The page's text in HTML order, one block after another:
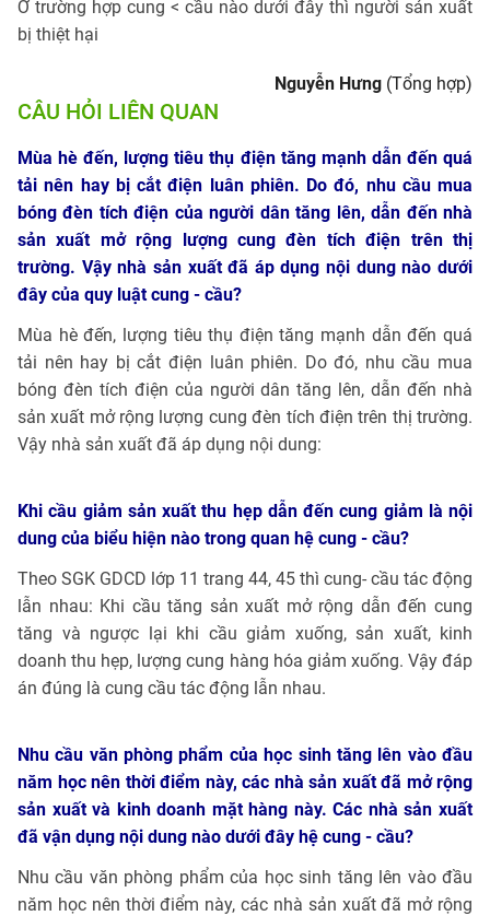
Ở trường hợp cung < cầu nào dưới đây thì người sản xuất
bị thiệt hại
Nguyễn Hưng (Tổng hợp)
CÂU HỎI LIÊN QUAN
Mùa hè đến, lượng tiêu thụ điện tăng mạnh dẫn đến quá
tải nên hay bị cắt điện luân phiên. Do đó, nhu cầu mua
bóng đèn tích điện của người dân tăng lên, dẫn đến nhà
sản xuất mở rộng lượng cung đèn tích điện trên thị
trường. Vậy nhà sản xuất đã áp dụng nội dung nào dưới
đây của quy luật cung - cầu?
Mùa hè đến, lượng tiêu thụ điện tăng mạnh dẫn đến quá
tải nên hay bị cắt điện luân phiên. Do đó, nhu cầu mua
bóng đèn tích điện của người dân tăng lên, dẫn đến nhà
sản xuất mở rộng lượng cung đèn tích điện trên thị trường.
Vậy nhà sản xuất đã áp dụng nội dung:
Khi cầu giảm sản xuất thu hẹp dẫn đến cung giảm là nội
dung của biểu hiện nào trong quan hệ cung - cầu?
Theo SGK GDCD lớp 11 trang 44, 45 thì cung- cầu tác động
lẫn nhau: Khi cầu tăng sản xuất mở rộng dẫn đến cung
tăng và ngược lại khi cầu giảm xuống, sản xuất, kinh
doanh thu hẹp, lượng cung hàng hóa giảm xuống. Vậy đáp
án đúng là cung cầu tác động lẫn nhau.
Nhu cầu văn phòng phẩm của học sinh tăng lên vào đầu
năm học nên thời điểm này, các nhà sản xuất đã mở rộng
sản xuất và kinh doanh mặt hàng này. Các nhà sản xuất
đã vận dụng nội dung nào dưới đây hệ cung - cầu?
Nhu cầu văn phòng phẩm của học sinh tăng lên vào đầu
năm học nên thời điểm này, các nhà sản xuất đã mở rộng